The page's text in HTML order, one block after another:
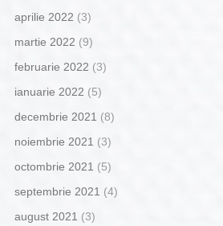
aprilie 2022 (3)
martie 2022 (9)
februarie 2022 (3)
ianuarie 2022 (5)
decembrie 2021 (8)
noiembrie 2021 (3)
octombrie 2021 (5)
septembrie 2021 (4)
august 2021 (3)